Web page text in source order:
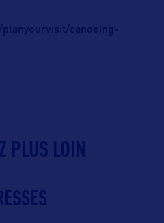
canoeing-
PLUS LOIN